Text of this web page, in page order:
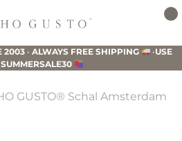
2003 • ALWAYS FREE SHIPPING •USE
GUSTO® Schal Amsterdam